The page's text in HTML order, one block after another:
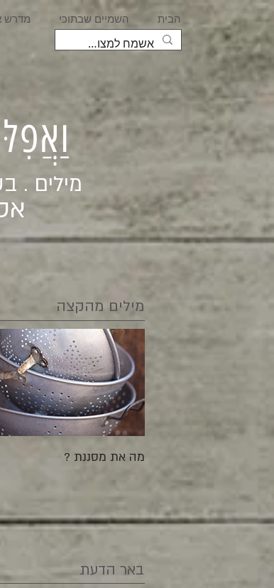
מדרש השמיים שבתוכי הבית
מילים .
מילים מהקצה
מה את מסננת ?
באר הדעת